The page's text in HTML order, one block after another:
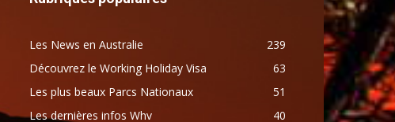
Les News en Australie
239
Découvrez le Working Holiday Visa
63
Les plus beaux Parcs Nationaux
51
Les dernières infos Whv
40